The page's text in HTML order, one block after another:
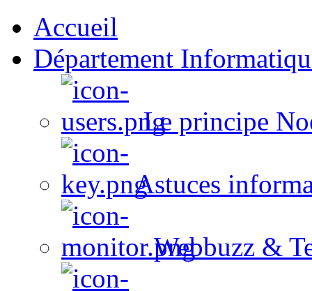
Accueil
Département
Le principe
Astuces
Webbuzz &